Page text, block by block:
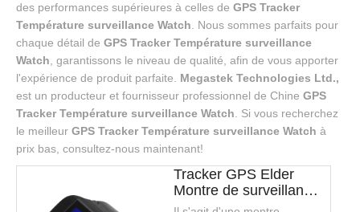
des performances supérieures à celles de GPS Tracker
Température surveillance Watch . Nous sommes parfaits pour
chaque détail de GPS Tracker Température surveillance
Watch , garantissons le niveau de qualité, afin de vous apporter
l'expérience de produit parfaite. Megastek Technologies Ltd.,
est un producteur et fournisseur professionnel de Chine GPS
Tracker Température surveillance Watch . Si vous recherchez
le meilleur GPS Tracker Température surveillance Watch à
prix bas, consultez-nous maintenant!
Tracker GPS Elder
Montre de surveillance
à distance de la